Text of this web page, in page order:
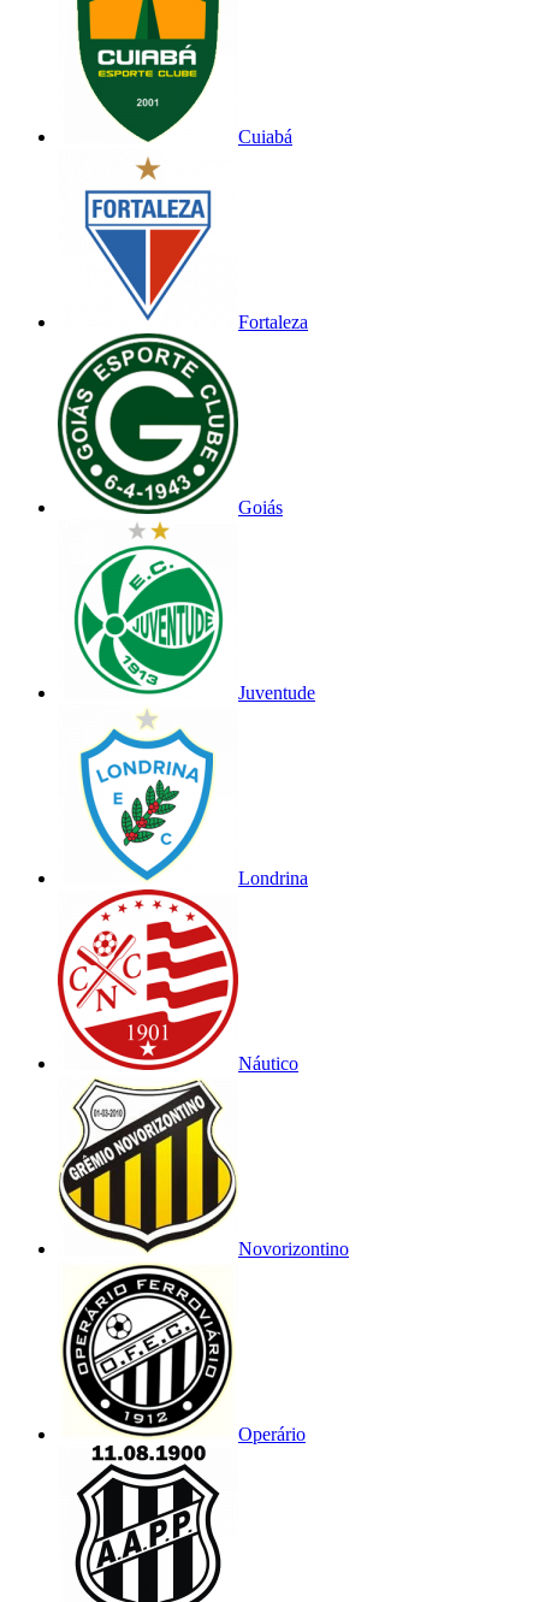
Cuiabá
Fortaleza
Goiás
Juventude
Londrina
Náutico
Novorizontino
Operário